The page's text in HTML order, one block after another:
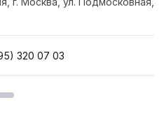
320 07 03